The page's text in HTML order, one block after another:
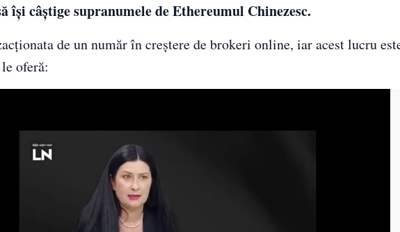
îşi câştige supranumele de Ethereumul Chinezesc.
de un număr în creştere de brokeri online, iar acest lucru
oferă: